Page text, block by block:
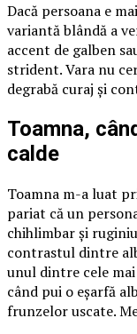
Dacă persoana e
variantă blândă a
accent de galben
strident. Vara nu
degrabă curaj și
Toamna,
calde
Toamna m-a luat
pariat că un
chihlimbar și
contrastul dintre
unul dintre cele
când pui o eșarfă
frunzelor uscate.